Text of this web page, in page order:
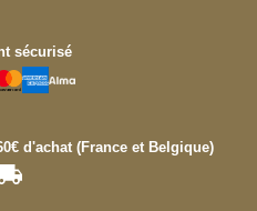
sécurisé
d'achat (France et Belgique)